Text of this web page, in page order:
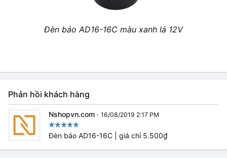
Đèn báo AD16-16C màu xanh lá 12V
Phản hồi khách hàng
Nshopvn.com · 16/08/2019 2:17 PM
Đèn báo AD16-16C | giá chỉ 5.500₫